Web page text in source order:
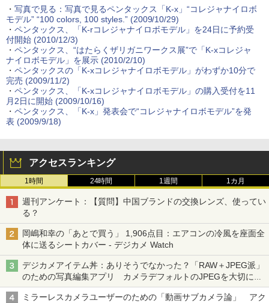
・ 写真で見る：写真で見るペンタックス「K-x」“コレジャナイロボ
モデル” “100 colors, 100 styles.” (2009/10/29)
・ ペンタックス、「K-rコレジャナイロボモデル」を24日に予約受
付開始 (2010/12/3)
・ ペンタックス、“はたらくザリガニワークス展”で「K-xコレジャ
ナイロボモデル」を展示 (2010/2/10)
・ ペンタックスの「K-xコレジャナイロボモデル」がわずか10分で
完売 (2009/11/2)
・ ペンタックス、「K-xコレジャナイロボモデル」の購入受付を11
月2日に開始 (2009/10/16)
・ ペンタックス、「K-x」発表会で“コレジャナイロボモデル”を発
表 (2009/9/18)
アクセスランキング
1時間 24時間 1週間 1カ月
週刊アンケート：【質問】中国ブランドの交換レンズ、使ってい
る？
岡嶋和幸の「あとで買う」 1,906点目：エアコンの冷風を座面全
体に送るシートカバー - デジカメ Watch
デジカメアイテム丼：ありそうでなかった？「RAW＋JPEG派」
のための写真編集アプリ カメラデフォルトのJPEGを大切にす
る「Filmator」
ミラーレスカメラユーザーのための「動画サブカメラ論」 アク